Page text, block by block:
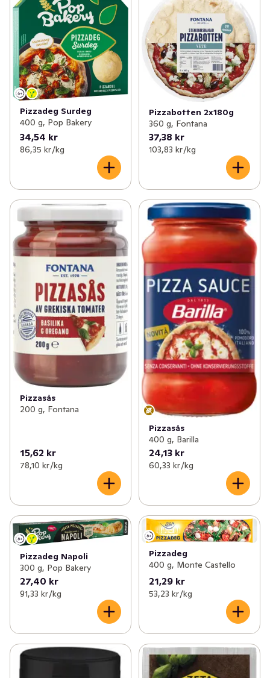
Pizzadeg Surdeg
400 g, Pop Bakery
34,54 kr
86,35 kr /kg
Pizzabotten 2x180g
360 g, Fontana
37,38 kr
103,83 kr /kg
Pizzasås
200 g, Fontana
15,62 kr
78,10 kr /kg
Pizzasås
400 g, Barilla
24,13 kr
60,33 kr /kg
Pizzadeg Napoli
300 g, Pop Bakery
27,40 kr
91,33 kr /kg
Pizzadeg
400 g, Monte Castello
21,29 kr
53,23 kr /kg